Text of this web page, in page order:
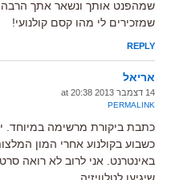
שמהפנט אותך ונשאר אתך
שמזכירים לי מהו קסם קולנועי!
REPLY
אריאל
14 דצמבר 2013 at 20:38
PERMALINK
כתבת ביקורת מרשימה במיוחד.
כשבוע בקולנוע אחרי המון
באינטרנט. אני לרוב לא רואה